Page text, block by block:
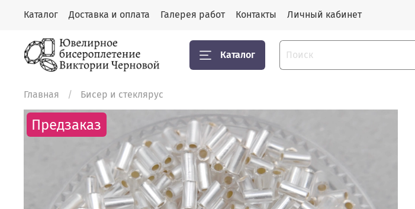
Каталог Доставка и оплата Галерея работ Контакты Личный кабинет
Каталог
Главная Бисер и стеклярус
Предзаказ